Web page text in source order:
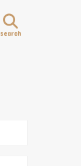
search